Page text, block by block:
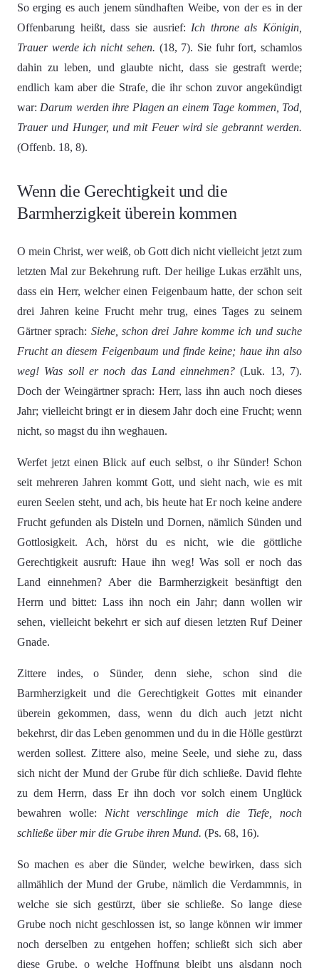
So erging es auch jenem sündhaften Weibe, von der es in der
Offenbarung heißt, dass sie ausrief: Ich throne als Königin,
Trauer werde ich nicht sehen. (18, 7). Sie fuhr fort, schamlos
dahin zu leben, und glaubte nicht, dass sie gestraft werde;
endlich kam aber die Strafe, die ihr schon zuvor angekündigt
war: Darum werden ihre Plagen an einem Tage kommen, Tod,
Trauer und Hunger, und mit Feuer wird sie gebrannt werden.
(Offenb. 18, 8).
Wenn die Gerechtigkeit und die
Barmherzigkeit überein kommen
O mein Christ, wer weiß, ob Gott dich nicht vielleicht jetzt zum
letzten Mal zur Bekehrung ruft. Der heilige Lukas erzählt uns,
dass ein Herr, welcher einen Feigenbaum hatte, der schon seit
drei Jahren keine Frucht mehr trug, eines Tages zu seinem
Gärtner sprach: Siehe, schon drei Jahre komme ich und suche
Frucht an diesem Feigenbaum und finde keine; haue ihn also
weg! Was soll er noch das Land einnehmen? (Luk. 13, 7).
Doch der Weingärtner sprach: Herr, lass ihn auch noch dieses
Jahr; vielleicht bringt er in diesem Jahr doch eine Frucht; wenn
nicht, so magst du ihn weghauen.
Werfet jetzt einen Blick auf euch selbst, o ihr Sünder! Schon
seit mehreren Jahren kommt Gott, und sieht nach, wie es mit
euren Seelen steht, und ach, bis heute hat Er noch keine andere
Frucht gefunden als Disteln und Dornen, nämlich Sünden und
Gottlosigkeit. Ach, hörst du es nicht, wie die göttliche
Gerechtigkeit ausruft: Haue ihn weg! Was soll er noch das
Land einnehmen? Aber die Barmherzigkeit besänftigt den
Herrn und bittet: Lass ihn noch ein Jahr; dann wollen wir
sehen, vielleicht bekehrt er sich auf diesen letzten Ruf Deiner
Gnade.
Zittere indes, o Sünder, denn siehe, schon sind die
Barmherzigkeit und die Gerechtigkeit Gottes mit einander
überein gekommen, dass, wenn du dich auch jetzt nicht
bekehrst, dir das Leben genommen und du in die Hölle gestürzt
werden sollest. Zittere also, meine Seele, und siehe zu, dass
sich nicht der Mund der Grube für dich schließe. David flehte
zu dem Herrn, dass Er ihn doch vor solch einem Unglück
bewahren wolle: Nicht verschlinge mich die Tiefe, noch
schließe über mir die Grube ihren Mund. (Ps. 68, 16).
So machen es aber die Sünder, welche bewirken, dass sich
allmählich der Mund der Grube, nämlich die Verdammnis, in
welche sie sich gestürzt, über sie schließe. So lange diese
Grube noch nicht geschlossen ist, so lange können wir immer
noch derselben zu entgehen hoffen; schließt sich sich aber
diese Grube, o welche Hoffnung bleibt uns alsdann noch